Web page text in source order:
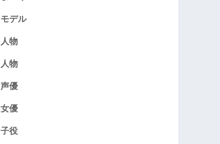
モデル
人物
人物
声優
女優
子役